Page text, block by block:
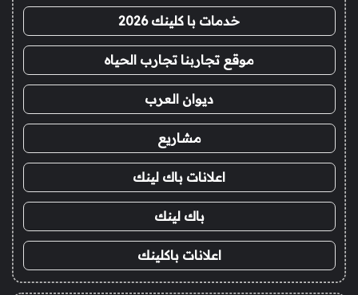
خدمات با كلينك 2026
موقع تجاربنا تجارب الحياه
ديوان العرب
مشاريع
اعلانات باك لينك
باك لينك
اعلانات باكلينك